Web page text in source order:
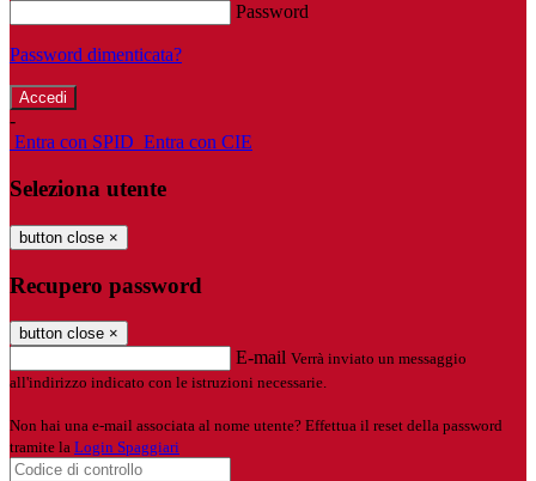
Password
Password dimenticata?
-
Entra con SPID Entra con CIE
Seleziona utente
button close ×
Recupero password
button close ×
E-mail Verrà inviato un messaggio
all'indirizzo indicato con le istruzioni necessarie.
Non hai una e-mail associata al nome utente? Effettua il reset della password
tramite la Login Spaggiari